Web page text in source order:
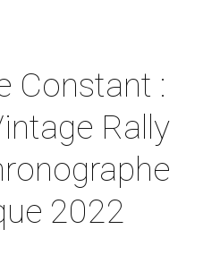
Constant :
Rally
2022